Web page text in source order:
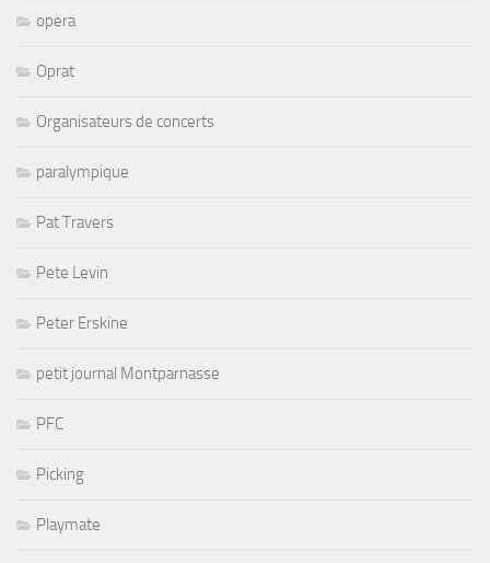
opera
Oprat
Organisateurs de concerts
paralympique
Pat Travers
Pete Levin
Peter Erskine
petit journal Montparnasse
PFC
Picking
Playmate